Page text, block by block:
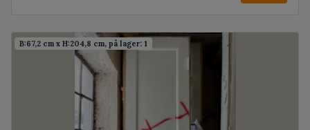
B:67,2 cm x H:204,8 cm, på lager: 1